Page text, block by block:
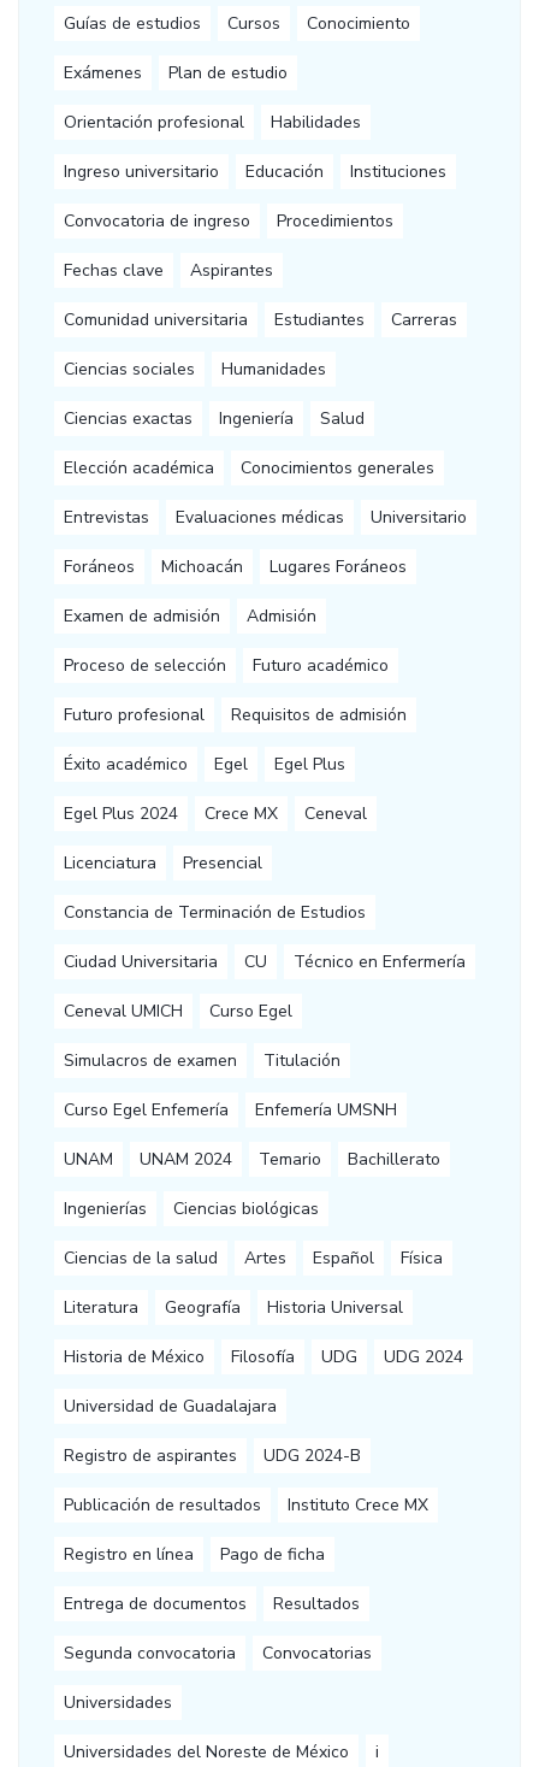
Guías de estudios Cursos Conocimiento
Exámenes Plan de estudio
Orientación profesional Habilidades
Ingreso universitario Educación Instituciones
Convocatoria de ingreso Procedimientos
Fechas clave Aspirantes
Comunidad universitaria Estudiantes Carreras
Ciencias sociales Humanidades
Ciencias exactas Ingeniería Salud
Elección académica Conocimientos generales
Entrevistas Evaluaciones médicas Universitario
Foráneos Michoacán Lugares Foráneos
Examen de admisión Admisión
Proceso de selección Futuro académico
Futuro profesional Requisitos de admisión
Éxito académico Egel Egel Plus
Egel Plus 2024 Crece MX Ceneval
Licenciatura Presencial
Constancia de Terminación de Estudios
Ciudad Universitaria CU Técnico en Enfermería
Ceneval UMICH Curso Egel
Simulacros de examen Titulación
Curso Egel Enfemería Enfemería UMSNH
UNAM UNAM 2024 Temario Bachillerato
Ingenierías Ciencias biológicas
Ciencias de la salud Artes Español Física
Literatura Geografía Historia Universal
Historia de México Filosofía UDG UDG 2024
Universidad de Guadalajara
Registro de aspirantes UDG 2024-B
Publicación de resultados Instituto Crece MX
Registro en línea Pago de ficha
Entrega de documentos Resultados
Segunda convocatoria Convocatorias
Universidades
Universidades del Noreste de México i